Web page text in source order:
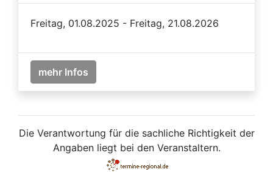
Freitag, 01.08.2025 - Freitag, 21.08.2026
mehr Infos
Die Verantwortung für die sachliche Richtigkeit der
Angaben liegt bei den Veranstaltern.